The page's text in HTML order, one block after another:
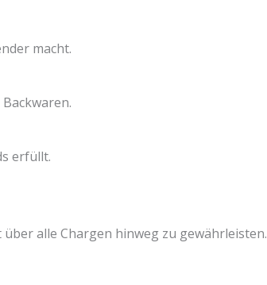
macht.
erfüllt.
alle Chargen hinweg zu gewährleisten.